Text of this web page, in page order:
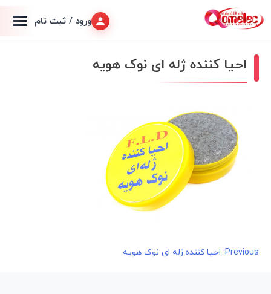
ورود / ثبت نام
احیا کننده ژله ای نوک هویه
راهبری
Previous: احیا کننده ژله ای نوک هویه